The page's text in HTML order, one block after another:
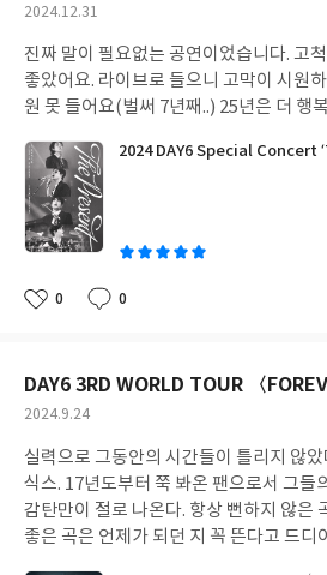
작
일
2024.12.31
진짜 말이 필요없는 공연이었습니다. 고
좋았어요. 라이브로 들으니 고막이 시원
원 못 들어요(벌써 7년째..) 25년은 더 행
좋
0
댓
0
작
DAY6 3RD WORLD TOUR 〈
작
일
2024.9.24
실력으로 그동안의 시간들이 틀리지 않았
식스. 17년도부터 쭉 봐온 팬으로서 그들
감탄만이 절로 나온다. 항상 뻔하지 않은
좋은 곡은 언제가 되던 지 꼭 뜬다고 드디